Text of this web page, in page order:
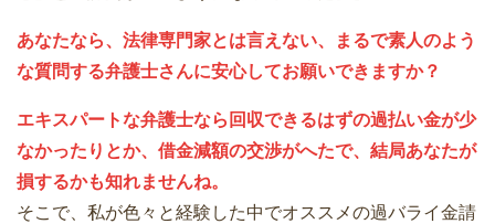
あなたなら、法律専門家とは言えない、まるで素人のよう
な質問する弁護士さんに安心してお願いできますか？
エキスパートな弁護士なら回収できるはずの過払い金が少
なかったりとか、借金減額の交渉がへたで、結局あなたが
損するかも知れませんね。
そこで、私が色々と経験した中でオススメの過バライ金請